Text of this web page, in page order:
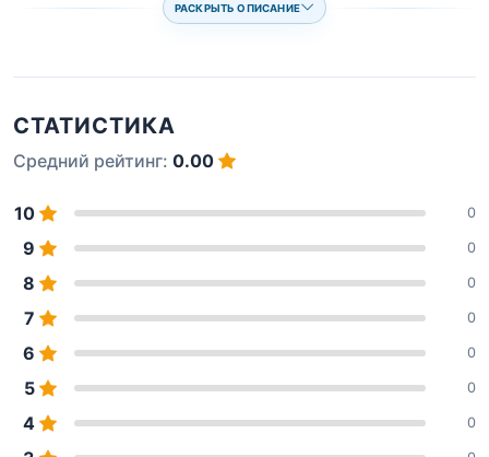
РАСКРЫТЬ ОПИСАНИЕ
СТАТИСТИКА
Средний рейтинг: 0.00
10 0
9 0
8 0
7 0
6 0
5 0
4 0